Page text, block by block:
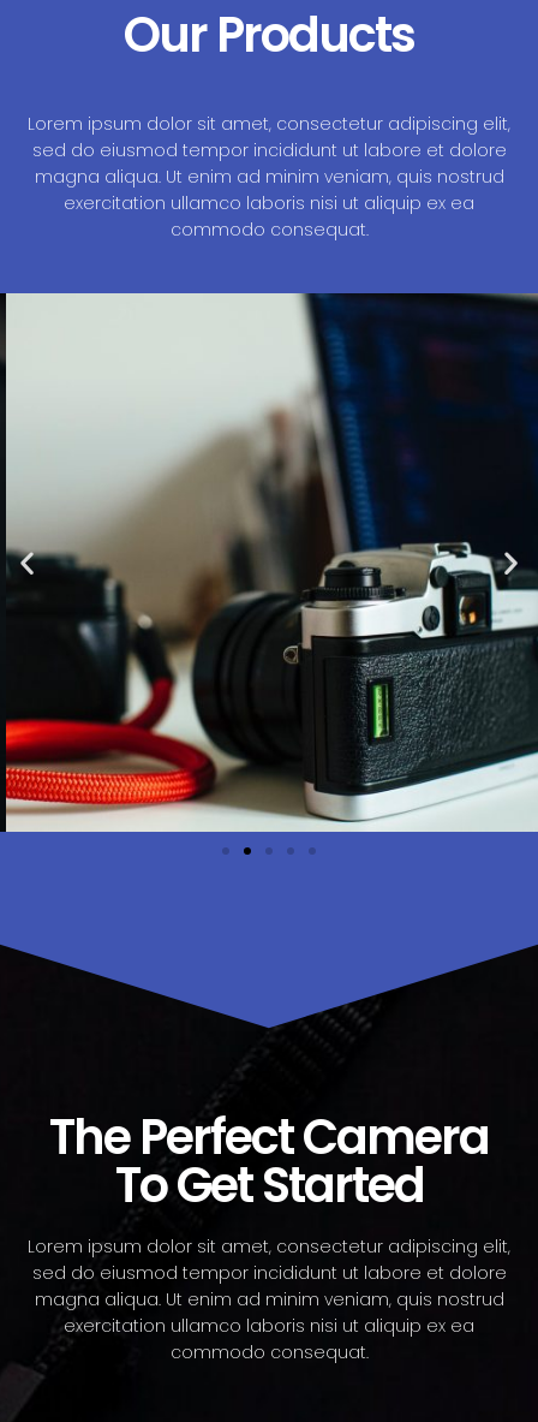
Our Products
Lorem ipsum dolor sit amet, consectetur adipiscing elit,
sed do eiusmod tempor incididunt ut labore et dolore
magna aliqua. Ut enim ad minim veniam, quis nostrud
exercitation ullamco laboris nisi ut aliquip ex ea
commodo consequat.
The Perfect Camera
To Get Started
Lorem ipsum dolor sit amet, consectetur adipiscing elit,
sed do eiusmod tempor incididunt ut labore et dolore
magna aliqua. Ut enim ad minim veniam, quis nostrud
exercitation ullamco laboris nisi ut aliquip ex ea
commodo consequat.